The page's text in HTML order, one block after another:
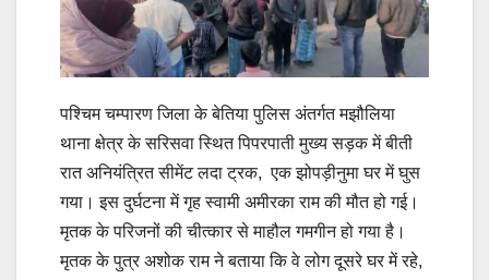
पश्चिम चम्पारण जिला के बेतिया पुलिस अंतर्गत मझौलिया
थाना क्षेत्र के सरिसवा स्थित पिपरपाती मुख्य सड़क में बीती
रात अनियंत्रित सीमेंट लदा ट्रक, एक झोपड़ीनुमा घर में घुस
गया। इस दुर्घटना में गृह स्वामी अमीरका राम की मौत हो गई।
मृतक के परिजनों की चीत्कार से माहौल गमगीन हो गया है।
मृतक के पुत्र अशोक राम ने बताया कि वे लोग दूसरे घर में रहे,